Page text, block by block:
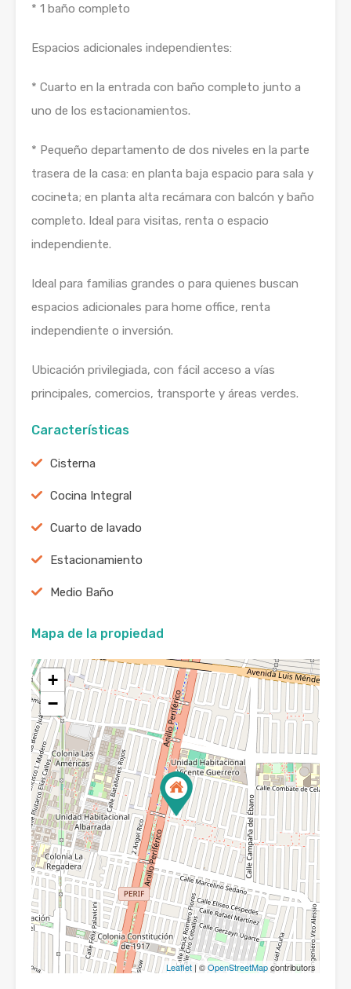
* 1 baño completo
Espacios adicionales independientes:
* Cuarto en la entrada con baño completo junto a
uno de los estacionamientos.
* Pequeño departamento de dos niveles en la parte
trasera de la casa: en planta baja espacio para sala y
cocineta; en planta alta recámara con balcón y baño
completo. Ideal para visitas, renta o espacio
independiente.
Ideal para familias grandes o para quienes buscan
espacios adicionales para home office, renta
independiente o inversión.
Ubicación privilegiada, con fácil acceso a vías
principales, comercios, transporte y áreas verdes.
Características
Cisterna
Cocina Integral
Cuarto de lavado
Estacionamiento
Medio Baño
Mapa de la propiedad
+
−
Leaflet | ©OpenStreetMapcontributors